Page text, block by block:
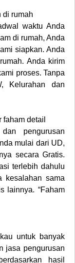
di rumah
waktu Anda
di rumah, Anda
siapkan. Anda
Anda kirim
proses. Tanpa
Kelurahan dan
detail
pengurusan
mulai dari UD,
secara Gratis.
terlebih dahulu
kesalahan sama
lainnya. “Faham
untuk banyak
jasa pengurusan
hasil